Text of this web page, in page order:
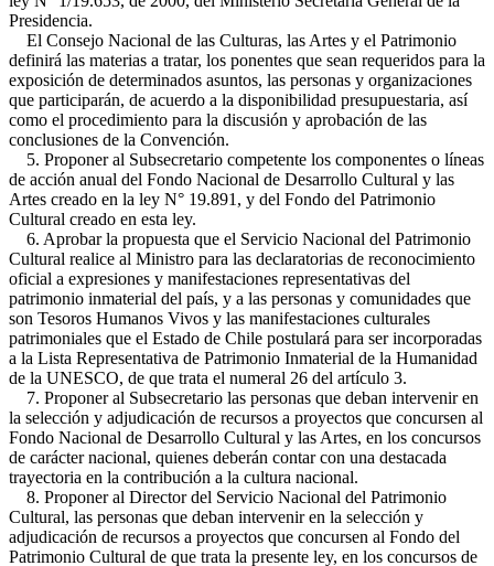
Presidencia.
El Consejo Nacional de las Culturas, las Artes y el Patrimonio
definirá las materias a tratar, los ponentes que sean requeridos para la
exposición de determinados asuntos, las personas y organizaciones
que participarán, de acuerdo a la disponibilidad presupuestaria, así
como el procedimiento para la discusión y aprobación de las
conclusiones de la Convención.
5. Proponer al Subsecretario competente los componentes o líneas
de acción anual del Fondo Nacional de Desarrollo Cultural y las
Artes creado en la ley N° 19.891, y del Fondo del Patrimonio
Cultural creado en esta ley.
6. Aprobar la propuesta que el Servicio Nacional del Patrimonio
Cultural realice al Ministro para las declaratorias de reconocimiento
oficial a expresiones y manifestaciones representativas del
patrimonio inmaterial del país, y a las personas y comunidades que
son Tesoros Humanos Vivos y las manifestaciones culturales
patrimoniales que el Estado de Chile postulará para ser incorporadas
a la Lista Representativa de Patrimonio Inmaterial de la Humanidad
de la UNESCO, de que trata el numeral 26 del artículo 3.
7. Proponer al Subsecretario las personas que deban intervenir en
la selección y adjudicación de recursos a proyectos que concursen al
Fondo Nacional de Desarrollo Cultural y las Artes, en los concursos
de carácter nacional, quienes deberán contar con una destacada
trayectoria en la contribución a la cultura nacional.
8. Proponer al Director del Servicio Nacional del Patrimonio
Cultural, las personas que deban intervenir en la selección y
adjudicación de recursos a proyectos que concursen al Fondo del
Patrimonio Cultural de que trata la presente ley, en los concursos de